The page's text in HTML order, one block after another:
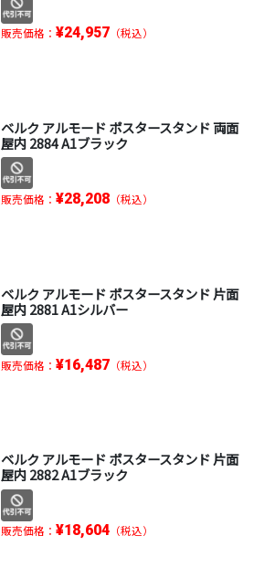
販売価格： ¥24,957（税込）
ベルク アルモード ポスタースタンド 両面
屋内 2884 A1ブラック
販売価格： ¥28,208（税込）
ベルク アルモード ポスタースタンド 片面
屋内 2881 A1シルバー
販売価格： ¥16,487（税込）
ベルク アルモード ポスタースタンド 片面
屋内 2882 A1ブラック
販売価格： ¥18,604（税込）